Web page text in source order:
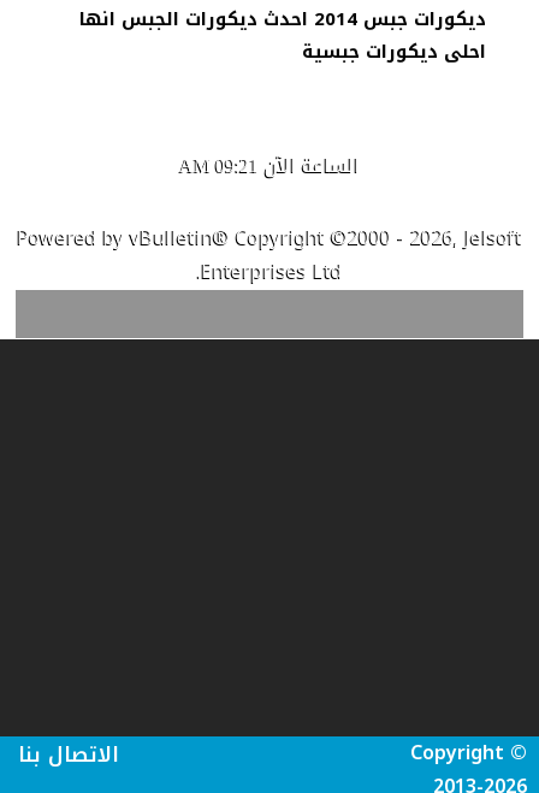
ديكورات جبس 2014 احدث ديكورات الجبس انها
احلى ديكورات جبسية
الساعة الآن 09:21 AM
Powered by vBulletin® Copyright ©2000 - 2026, Jelsoft
Enterprises Ltd.
الاتصال بنا
Copyright ©